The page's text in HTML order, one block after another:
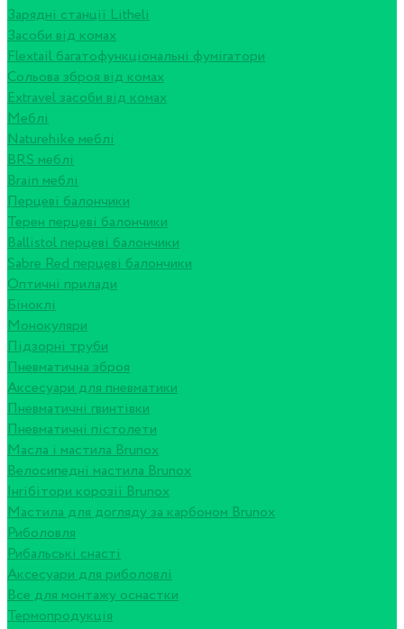
Зарядні станції Litheli
Засоби від комах
Flextail багатофункціональні фумігатори
Сольова зброя від комах
Extravel засоби від комах
Меблі
Naturehike меблі
BRS меблі
Brain меблі
Перцеві балончики
Терен перцеві балончики
Ballistol перцеві балончики
Sabre Red перцеві балончики
Оптичні прилади
Біноклі
Монокуляри
Підзорні труби
Пневматична зброя
Аксесуари для пневматики
Пневматичні гвинтівки
Пневматичні пістолети
Масла і мастила Brunox
Велосипедні мастила Brunox
Інгібітори корозії Brunox
Мастила для догляду за карбоном Brunox
Риболовля
Рибальські снасті
Аксесуари для риболовлі
Все для монтажу оснастки
Термопродукція